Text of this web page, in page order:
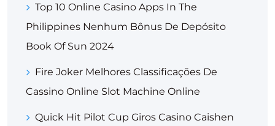
Top 10 Online Casino Apps In The
Philippines Nenhum Bônus De Depósito
Book Of Sun 2024
Fire Joker Melhores Classificações De
Cassino Online Slot Machine Online
Quick Hit Pilot Cup Giros Casino Caishen